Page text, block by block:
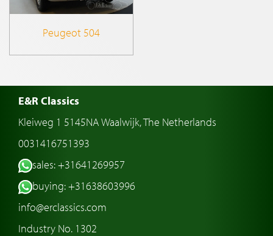
Peugeot 504
E&R Classics
Kleiweg 1 5145NA Waalwijk, The Netherlands
0031416751393
sales: +31641269957
buying: +31638603996
info@erclassics.com
Industry No. 1302